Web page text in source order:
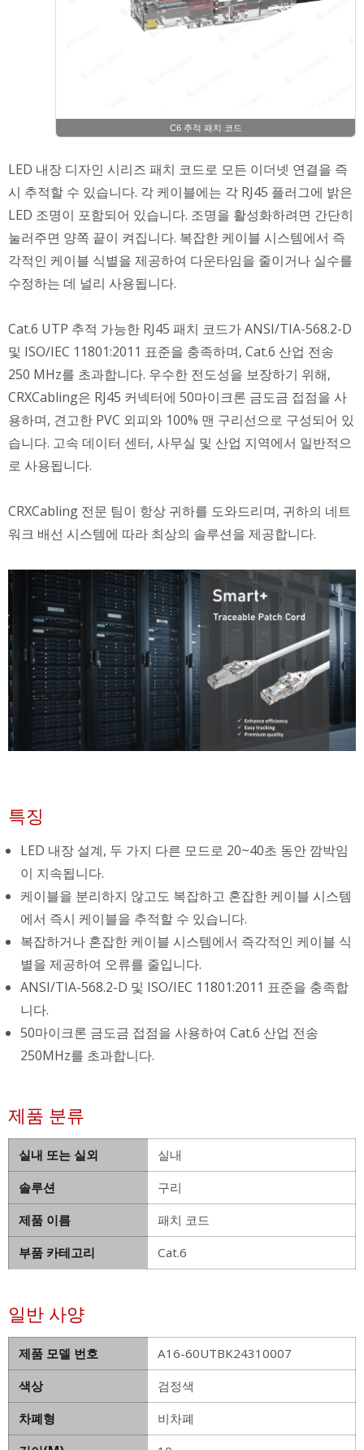
C6 추적 패치 코드
LED 내장 디자인 시리즈 패치 코드로 모든 이더넷 연결을 즉
시 추적할 수 있습니다. 각 케이블에는 각 RJ45 플러그에 밝은
LED 조명이 포함되어 있습니다. 조명을 활성화하려면 간단히
눌러주면 양쪽 끝이 켜집니다. 복잡한 케이블 시스템에서 즉
각적인 케이블 식별을 제공하여 다운타임을 줄이거나 실수를
수정하는 데 널리 사용됩니다.
Cat.6 UTP 추적 가능한 RJ45 패치 코드가 ANSI/TIA-568.2-D
및 ISO/IEC 11801:2011 표준을 충족하며, Cat.6 산업 전송
250 MHz를 초과합니다. 우수한 전도성을 보장하기 위해,
CRXCabling은 RJ45 커넥터에 50마이크론 금도금 접점을 사
용하며, 견고한 PVC 외피와 100% 맨 구리선으로 구성되어 있
습니다. 고속 데이터 센터, 사무실 및 산업 지역에서 일반적으
로 사용됩니다.
CRXCabling 전문 팀이 항상 귀하를 도와드리며, 귀하의 네트
워크 배선 시스템에 따라 최상의 솔루션을 제공합니다.
특징
LED 내장 설계, 두 가지 다른 모드로 20~40초 동안 깜박임
이 지속됩니다.
케이블을 분리하지 않고도 복잡하고 혼잡한 케이블 시스템
에서 즉시 케이블을 추적할 수 있습니다.
복잡하거나 혼잡한 케이블 시스템에서 즉각적인 케이블 식
별을 제공하여 오류를 줄입니다.
ANSI/TIA-568.2-D 및 ISO/IEC 11801:2011 표준을 충족합
니다.
50마이크론 금도금 접점을 사용하여 Cat.6 산업 전송
250MHz를 초과합니다.
제품 분류
실내 또는 실외
실내
솔루션
구리
제품 이름
패치 코드
부품 카테고리
Cat.6
일반 사양
제품 모델 번호
A16-60UTBK24310007
색상
검정색
차폐형
비차폐